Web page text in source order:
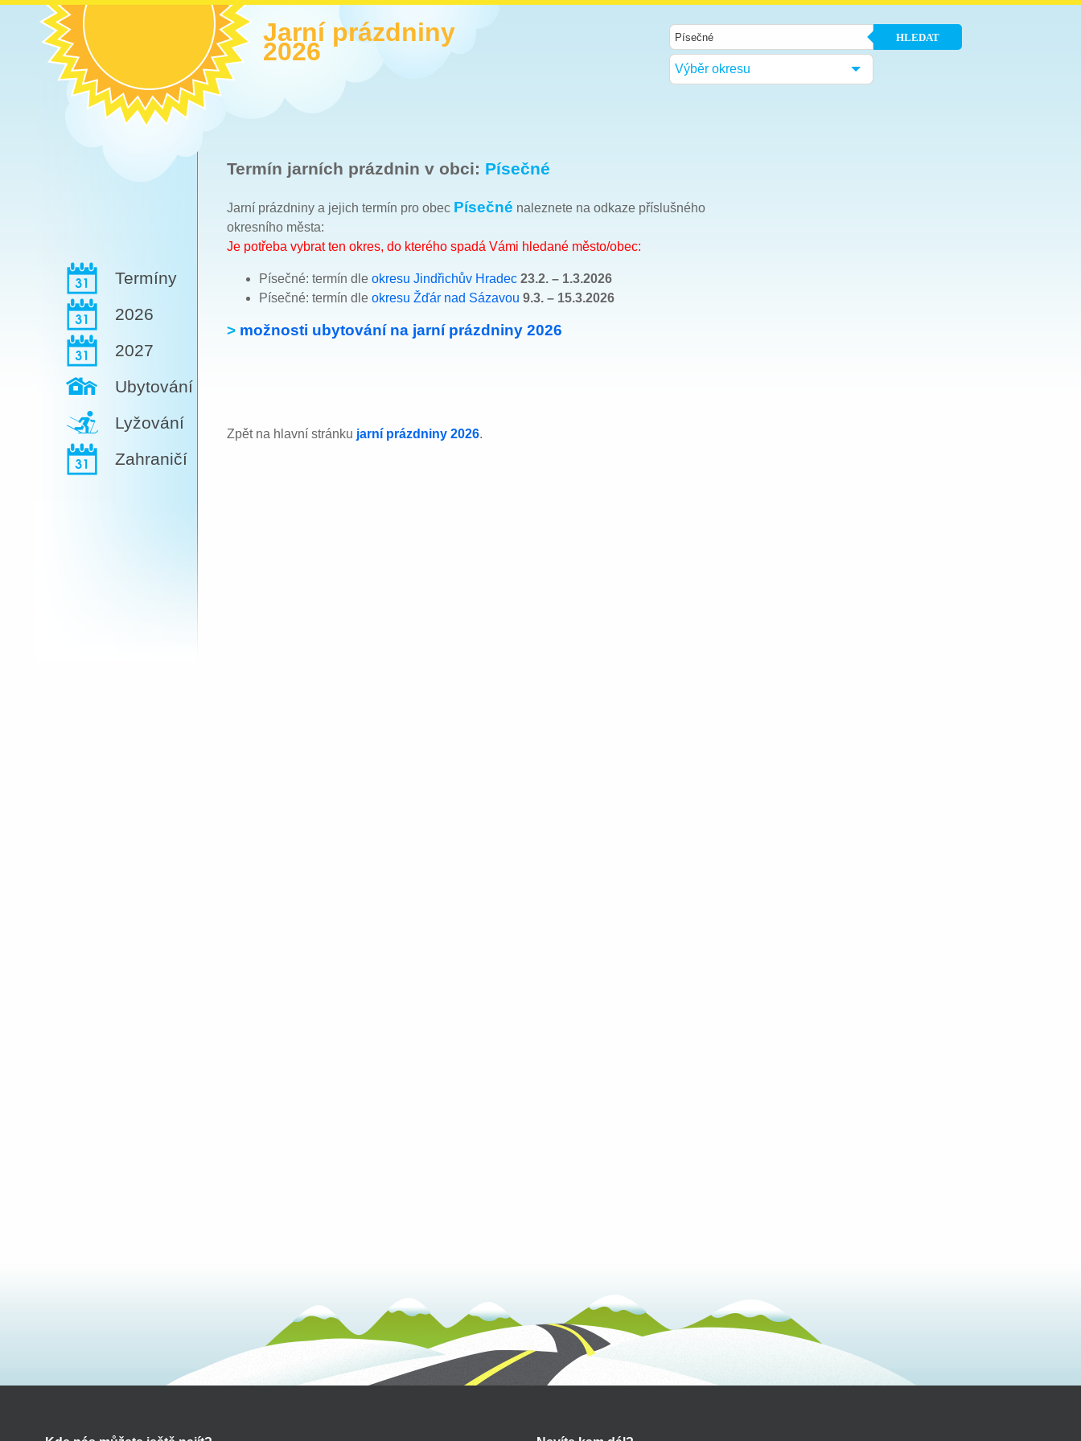
Jarní prázdniny
2026 HLEDAT
Výběr okresu
Termíny
2026
2027
Ubytování
Lyžování
Zahraničí
Termín jarních prázdnin v obci: Písečné
Jarní prázdniny a jejich termín pro obec Písečné naleznete na odkaze příslušného
okresního města:
Je potřeba vybrat ten okres, do kterého spadá Vámi hledané město/obec:
Písečné: termín dle okresu Jindřichův Hradec 23.2. – 1.3.2026
Písečné: termín dle okresu Žďár nad Sázavou 9.3. – 15.3.2026
> možnosti ubytování na jarní prázdniny 2026
Zpět na hlavní stránku jarní prázdniny 2026.